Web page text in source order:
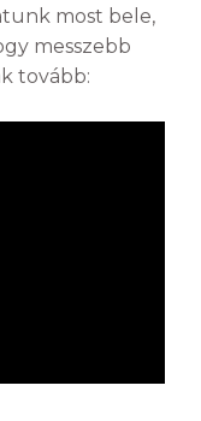
most bele,
messzebb
tovább: